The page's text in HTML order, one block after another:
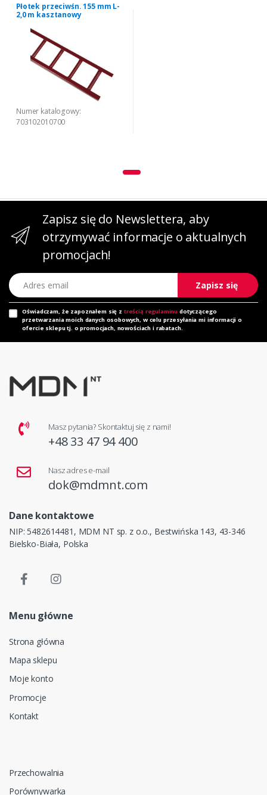
Płotek przeciwśn. 155 mm L-
2,0 m kasztanowy
Numer katalogowy:
703102010700
Zapisz się do Newslettera, aby
otrzymywać informacje o aktualnych
promocjach!
Adres email
Zapisz się
Oświadczam, że zapoznałem się z treścią regulaminu dotyczącego
przetwarzania moich danych osobowych, w celu przesyłania mi informacji o
ofercie sklepu tj. o promocjach, nowościach i rabatach.
Masz pytania? Skontaktuj się z nami!
+48 33 47 94 400
Nasz adres e-mail
dok@mdmnt.com
Dane kontaktowe
NIP: 5482614481, MDM NT sp. z o.o., Bestwińska 143, 43-346
Bielsko-Biała, Polska
Menu główne
Strona główna
Mapa sklepu
Moje konto
Promocje
Kontakt
Przechowalnia
Porównywarka